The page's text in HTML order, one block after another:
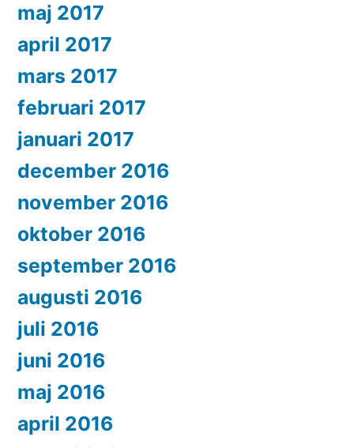
maj 2017
april 2017
mars 2017
februari 2017
januari 2017
december 2016
november 2016
oktober 2016
september 2016
augusti 2016
juli 2016
juni 2016
maj 2016
april 2016